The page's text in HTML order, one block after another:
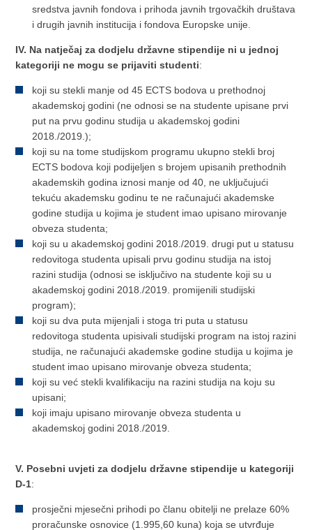
sredstva javnih fondova i prihoda javnih trgovačkih društava
i drugih javnih institucija i fondova Europske unije.
IV. Na natječaj za dodjelu državne stipendije ni u jednoj
kategoriji ne mogu se prijaviti studenti:
koji su stekli manje od 45 ECTS bodova u prethodnoj
akademskoj godini (ne odnosi se na studente upisane prvi
put na prvu godinu studija u akademskoj godini
2018./2019.);
koji su na tome studijskom programu ukupno stekli broj
ECTS bodova koji podijeljen s brojem upisanih prethodnih
akademskih godina iznosi manje od 40, ne uključujući
tekuću akademsku godinu te ne računajući akademske
godine studija u kojima je student imao upisano mirovanje
obveza studenta;
koji su u akademskoj godini 2018./2019. drugi put u statusu
redovitoga studenta upisali prvu godinu studija na istoj
razini studija (odnosi se isključivo na studente koji su u
akademskoj godini 2018./2019. promijenili studijski
program);
koji su dva puta mijenjali i stoga tri puta u statusu
redovitoga studenta upisivali studijski program na istoj razini
studija, ne računajući akademske godine studija u kojima je
student imao upisano mirovanje obveza studenta;
koji su već stekli kvalifikaciju na razini studija na koju su
upisani;
koji imaju upisano mirovanje obveza studenta u
akademskoj godini 2018./2019.
V. Posebni uvjeti za dodjelu državne stipendije u kategoriji
D-1:
prosječni mjesečni prihodi po članu obitelji ne prelaze 60%
proračunske osnovice (1.995,60 kuna) koja se utvrđuje